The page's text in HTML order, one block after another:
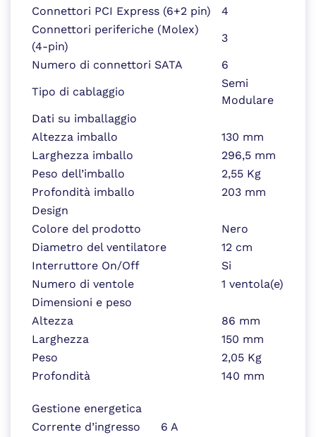
Connettori PCI Express (6+2 pin)
4
Connettori periferiche (Molex)
(4-pin)
3
Numero di connettori SATA
6
Tipo di cablaggio
Semi
Modulare
Dati su imballaggio
Altezza imballo
130 mm
Larghezza imballo
296,5 mm
Peso dell’imballo
2,55 Kg
Profondità imballo
203 mm
Design
Colore del prodotto
Nero
Diametro del ventilatore
12 cm
Interruttore On/Off
Si
Numero di ventole
1 ventola(e)
Dimensioni e peso
Altezza
86 mm
Larghezza
150 mm
Peso
2,05 Kg
Profondità
140 mm
Gestione energetica
Corrente d’ingresso
6 A